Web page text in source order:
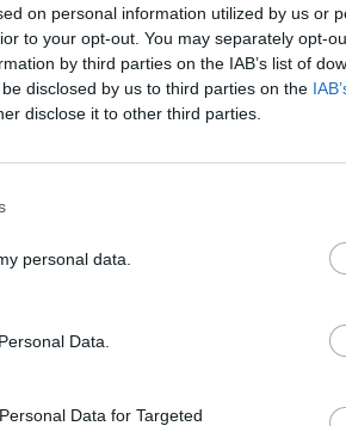
on personal information utilized by us or
to your opt-out. You may separately opt-
by third parties on the IAB’s list of
disclosed by us to third parties on the
disclose it to other third parties.
personal data.
Data.
Data for Targeted